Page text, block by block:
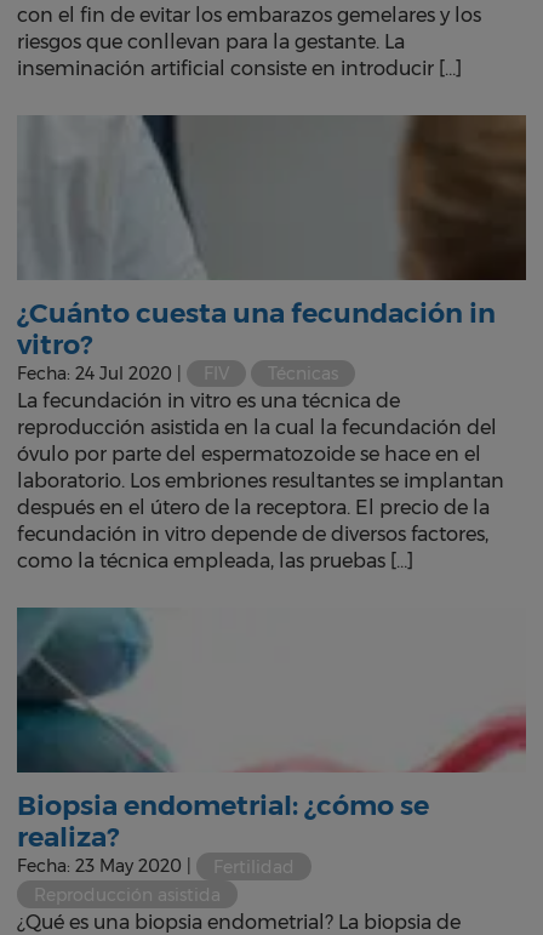
con el fin de evitar los embarazos gemelares y los
riesgos que conllevan para la gestante. La
inseminación artificial consiste en introducir […]
¿Cuánto cuesta una fecundación in
vitro?
Fecha: 24 Jul 2020 | FIV Técnicas
La fecundación in vitro es una técnica de
reproducción asistida en la cual la fecundación del
óvulo por parte del espermatozoide se hace en el
laboratorio. Los embriones resultantes se implantan
después en el útero de la receptora. El precio de la
fecundación in vitro depende de diversos factores,
como la técnica empleada, las pruebas […]
Biopsia endometrial: ¿cómo se
realiza?
Fecha: 23 May 2020 |
Fertilidad
Reproducción asistida
¿Qué es una biopsia endometrial? La biopsia de